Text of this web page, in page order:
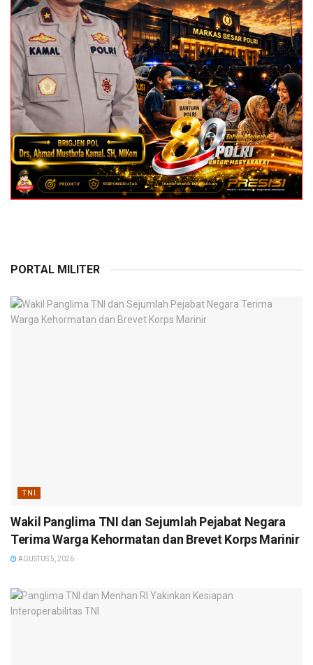
PORTAL MILITER
TNI
Wakil Panglima TNI dan Sejumlah Pejabat Negara
Terima Warga Kehormatan dan Brevet Korps Marinir
AGUSTUS 5, 2026